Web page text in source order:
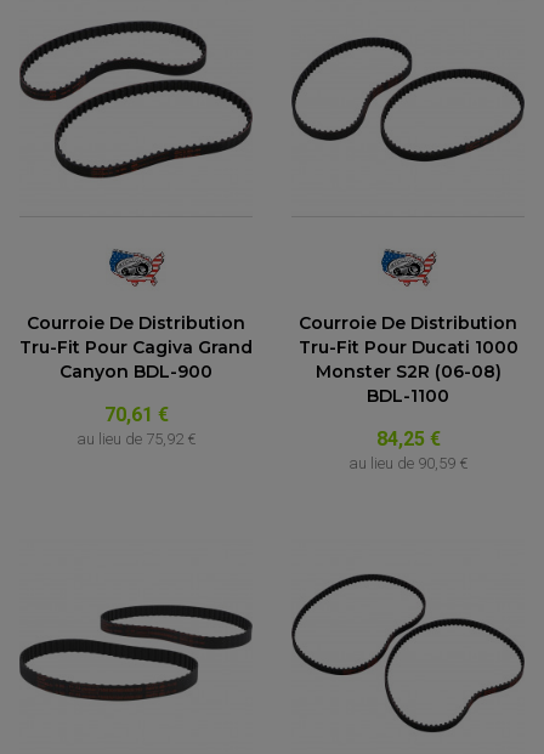
PARTIE CYCLE QUAD
AMORTISSEURS QUAD / SSV
BIELLETTES DE DIRECTION
CÂBLE ACCÉLÉRATEUR / EMBRAYAGE / STARTER
COLONNE DE DIRECTION QUAD
Courroie De Distribution
Tru-Fit Pour Cagiva Grand
Canyon BDL-900
70,61 €
au lieu de 75,92 €
Courroie De Distribution
Tru-Fit Pour Ducati 1000
Monster S2R (06-08)
BDL-1100
84,25 €
au lieu de 90,59 €